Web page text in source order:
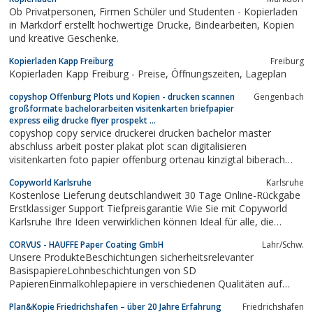
Ob Privatpersonen, Firmen Schüler und Studenten - Kopierladen
in Markdorf erstellt hochwertige Drucke, Bindearbeiten, Kopien
und kreative Geschenke.
Kopierladen Kapp Freiburg Freiburg
Kopierladen Kapp Freiburg - Preise, Öffnungszeiten, Lageplan
copyshop Offenburg Plots und Kopien - drucken scannen
großformate bachelorarbeiten visitenkarten briefpapier
express eilig drucke flyer prospekt ...
Gengenbach
copyshop copy service druckerei drucken bachelor master
abschluss arbeit poster plakat plot scan digitalisieren
visitenkarten foto papier offenburg ortenau kinzigtal biberach
cad technische zeichnungen farb- schwarzweiß kopien
großformate laminieren briefpapier...
Copyworld Karlsruhe Karlsruhe
Kostenlose Lieferung deutschlandweit 30 Tage Online-Rückgabe
Erstklassiger Support Tiefpreisgarantie Wie Sie mit Copyworld
Karlsruhe Ihre Ideen verwirklichen können Ideal für alle, die
Produkt Von T-Shirts bis hin zu Tragetaschen: Wählen Sie aus
unserem großen...
CORVUS - HAUFFE Paper Coating GmbH Lahr/Schw.
Unsere ProdukteBeschichtungen sicherheitsrelevanter
BasispapiereLohnbeschichtungen von SD
PapierenEinmalkohlepapiere in verschiedenen Qualitäten auf
Kassenblockpapieremechan. Durchschreibpapiere in
Plan&Kopie Friedrichshafen – über 20 Jahre Erfahrung Friedrichshafen